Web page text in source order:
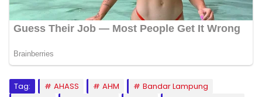
Tag: AHASS AHM
Bandar Lampung